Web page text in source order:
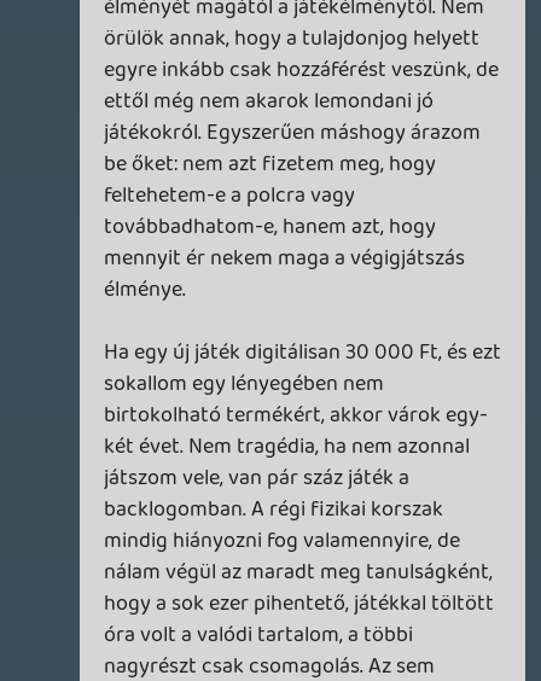
TheReturnOfDVM 2026.07.02 16:26:31
#213q5
Ez a nosztalgia, mert a multban tenyleg
elmeny volt a fizikai jatek.
Mostansag azert ha nem egy gyujtoi, nincs
benne semmi effort.
axl 2026.07.02 15:33:50
TheReturnOfDVM 2026.07.02 16:24:39
#213q4
A PS3 elotti idoket persze ertem en is,
meg manual is jart hozza❤️
theSickness 2026.07.02 15:23:27
TheReturnOfDVM 2026.07.02 16:23:41
#213q3
De …megvan? A fizikai lemeznel is online
tolti mar le sokszor az adatot, kb egy
aktivacios kodkent mukodik mar. Oke, el
lehet adni, de egy fizikai jateknal en nem
erzem azt, hogy tenyleg megvettem es
onalloan is jatszhato cucc.
theSickness 2026.07.02 15:23:27